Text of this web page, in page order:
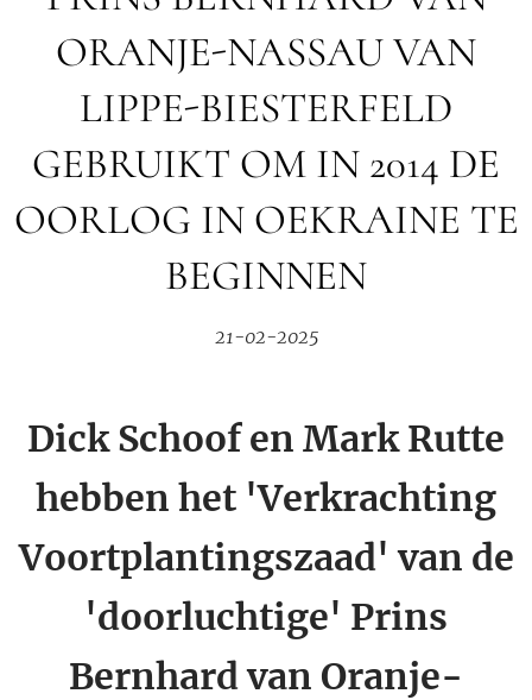
ORANJE-NASSAU VAN
LIPPE-BIESTERFELD
GEBRUIKT OM IN 2014 DE
OORLOG IN OEKRAINE TE
BEGINNEN
21-02-2025
Dick Schoof en Mark Rutte
hebben het 'Verkrachting
Voortplantingszaad' van de
'doorluchtige' Prins
Bernhard van Oranje-